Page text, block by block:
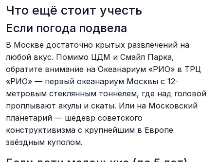
Что ещё стоит учесть
Если погода подвела
В Москве достаточно крытых развлечений на
любой вкус. Помимо ЦДМ и Смайл Парка,
обратите внимание на Океанариум «РИО» в ТРЦ
«РИО» — первый океанариум Москвы с 12-
метровым стеклянным тоннелем, где над головой
проплывают акулы и скаты. Или на Московский
планетарий — шедевр советского
конструктивизма с крупнейшим в Европе
звёздным куполом.